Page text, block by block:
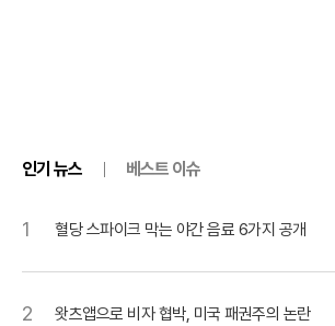
인기 뉴스 베스트 이슈
1 혈당 스파이크 막는 야간 음료 6가지 공개
2 왓츠앱으로 비자 협박, 미국 패권주의 논란